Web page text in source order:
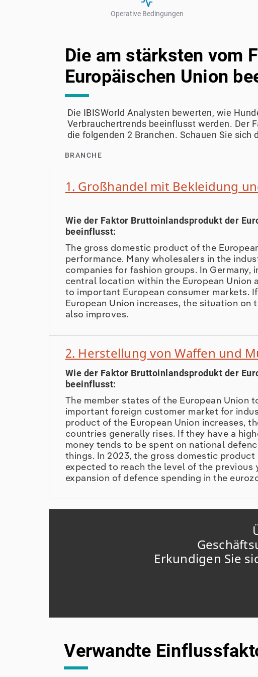
Operative Bedingungen
Die am stärksten vom
Europäischen Union
Die IBISWorld Analysten bewerten, wie
Verbrauchertrends beeinflusst werden. Der
die folgenden 2 Branchen. Schauen Sie sich
BRANCHE
1. Großhandel mit Bekleidung
Wie der Faktor Bruttoinlandsprodukt der
beeinflusst:
The gross domestic product of the
performance. Many wholesalers in the
companies for fashion groups. In
central location within the European
to important European consumer markets.
European Union increases, the situation on
also improves.
2. Herstellung von Waffen und
Wie der Faktor Bruttoinlandsprodukt der
beeinflusst:
The member states of the European Union
important foreign customer market for
product of the European Union increases,
countries generally rises. If they have a
money tends to be spent on national
things. In 2023, the gross domestic
expected to reach the level of the previous
expansion of defence spending in the
Erkundigen Sie
Verwandte